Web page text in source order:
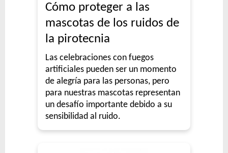
Cómo proteger a las
mascotas de los ruidos de
la pirotecnia
Las celebraciones con fuegos
artificiales pueden ser un momento
de alegría para las personas, pero
para nuestras mascotas representan
un desafío importante debido a su
sensibilidad al ruido.